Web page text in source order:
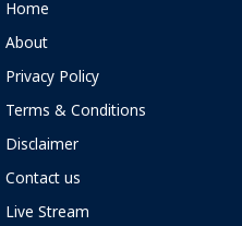
Home
About
Privacy Policy
Terms & Conditions
Disclaimer
Contact us
Live Stream